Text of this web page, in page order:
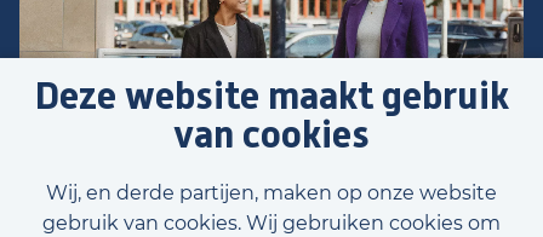
Deze website maakt gebruik
van cookies
Wij, en derde partijen, maken op onze website
gebruik van cookies. Wij gebruiken cookies om